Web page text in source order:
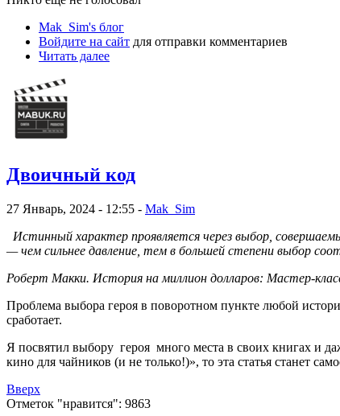
Mak_Sim's блог
Войдите на сайт для отправки комментариев
Читать далее
Двоичный код
27 Январь, 2024 - 12:55 - Mak_Sim
Истинный характер проявляется через выбор,
— чем сильнее давление, тем в большей степени выбор
Роберт Макки. История на миллион долларов: Мастер-
Проблема выбора героя в поворотном пункте любой
сработает.
Я посвятил выбору героя много места в своих книгах и
кино для чайников (и не только!)», то эта статья станет
Вверх
Отметок "нравится": 9863